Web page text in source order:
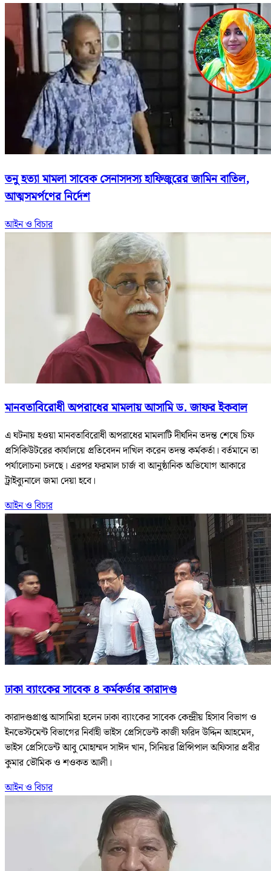
তনু হত্যা মামলাসাবেক সেনাসদস্য হাফিজুরের জামিন বাতিল,
আত্মসমর্পণের নির্দেশ
আইন ও বিচার
মানবতাবিরোধী অপরাধের মামলায় আসামি ড. জাফর ইকবাল
এ ঘটনায় হওয়া মানবতাবিরোধী অপরাধের মামলাটি দীর্ঘদিন তদন্ত শেষে চিফ
প্রসিকিউটরের কার্যালয়ে প্রতিবেদন দাখিল করেন তদন্ত কর্মকর্তা। বর্তমানে তা
পর্যালোচনা চলছে। এরপর ফরমাল চার্জ বা আনুষ্ঠানিক অভিযোগ আকারে
ট্রাইব্যুনালে জমা দেয়া হবে।
আইন ও বিচার
ঢাকা ব্যাংকের সাবেক ৪ কর্মকর্তার কারাদণ্ড
কারাদণ্ডপ্রাপ্ত আসামিরা হলেন ঢাকা ব্যাংকের সাবেক কেন্দ্রীয় হিসাব বিভাগ ও
ইনভেস্টমেন্ট বিভাগের নির্বাহী ভাইস প্রেসিডেন্ট কাজী ফরিদ উদ্দিন আহমেদ,
ভাইস প্রেসিডেন্ট আবু মোহাম্মদ সাঈদ খান, সিনিয়র প্রিন্সিপাল অফিসার প্রবীর
কুমার ভৌমিক ও শওকত আলী।
আইন ও বিচার